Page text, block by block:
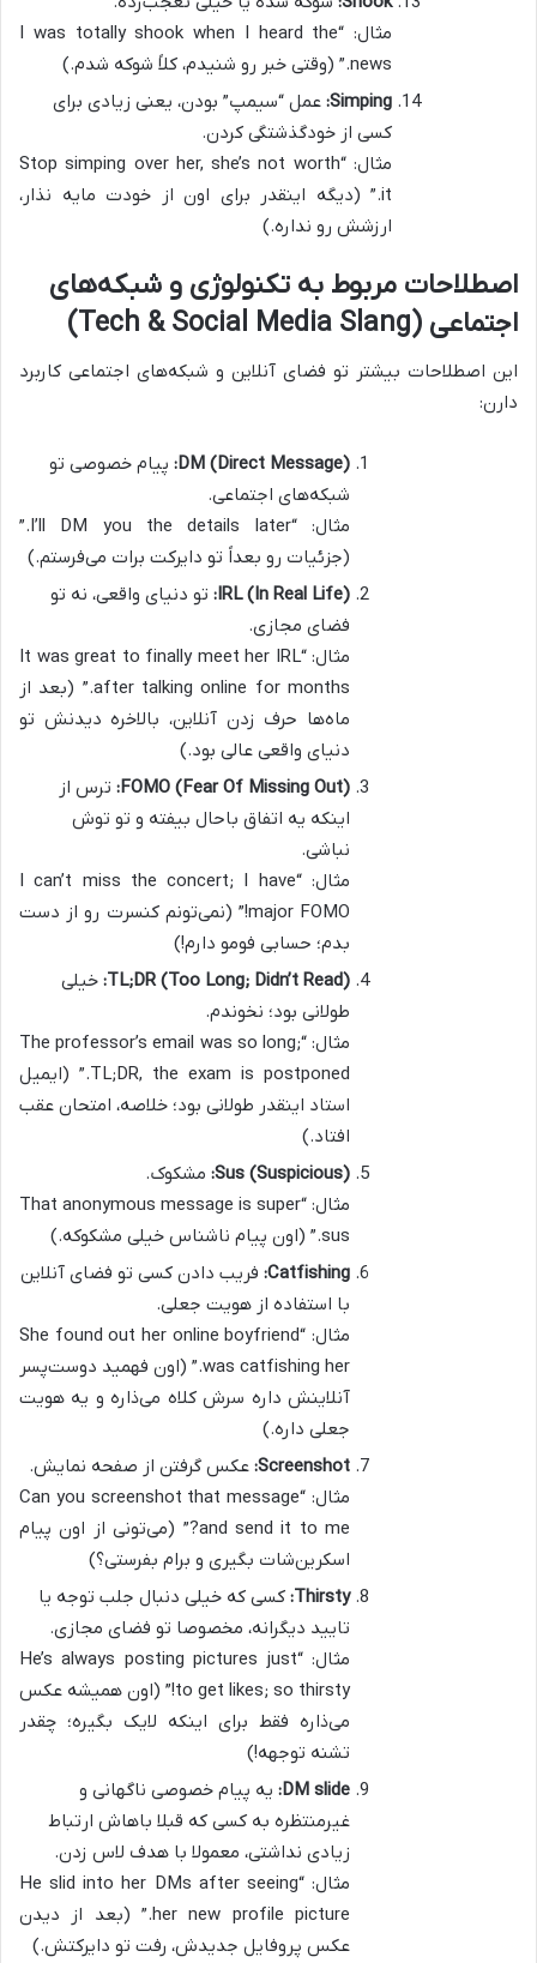
مثال: “I was totally shook when I heard the
news.” (وقتی خبر رو شنیدم، کلاً شوکه شدم.)
Simping: عمل “سیمپ” بودن، یعنی زیادی برای
کسی از خودگذشتگی کردن.
مثال: “Stop simping over her, she’s not worth
it.” (دیگه اینقدر برای اون از خودت مایه نذار،
ارزشش رو نداره.)
اصطلاحات مربوط به تکنولوژی و شبکه‌های
اجتماعی (Tech & Social Media Slang)
این اصطلاحات بیشتر تو فضای آنلاین و شبکه‌های اجتماعی کاربرد
دارن:
DM (Direct Message): پیام خصوصی تو
شبکه‌های اجتماعی.
مثال: “I’ll DM you the details later.”
(جزئیات رو بعداً تو دایرکت برات می‌فرستم.)
IRL (In Real Life): تو دنیای واقعی، نه تو
فضای مجازی.
مثال: “It was great to finally meet her IRL
after talking online for months.” (بعد از
ماه‌ها حرف زدن آنلاین، بالاخره دیدنش تو
دنیای واقعی عالی بود.)
FOMO (Fear Of Missing Out): ترس از
اینکه یه اتفاق باحال بیفته و تو توش
نباشی.
مثال: “I can’t miss the concert; I have
major FOMO!” (نمی‌تونم کنسرت رو از دست
بدم؛ حسابی فومو دارم!)
TL;DR (Too Long; Didn’t Read): خیلی
طولانی بود؛ نخوندم.
مثال: “The professor’s email was so long;
TL;DR, the exam is postponed.” (ایمیل
استاد اینقدر طولانی بود؛ خلاصه، امتحان عقب
افتاد.)
Sus (Suspicious): مشکوک.
مثال: “That anonymous message is super
sus.” (اون پیام ناشناس خیلی مشکوکه.)
Catfishing: فریب دادن کسی تو فضای آنلاین
با استفاده از هویت جعلی.
مثال: “She found out her online boyfriend
was catfishing her.” (اون فهمید دوست‌پسر
آنلاینش داره سرش کلاه می‌ذاره و یه هویت
جعلی داره.)
Screenshot: عکس گرفتن از صفحه نمایش.
مثال: “Can you screenshot that message
and send it to me?” (می‌تونی از اون پیام
اسکرین‌شات بگیری و برام بفرستی؟)
Thirsty: کسی که خیلی دنبال جلب توجه یا
تایید دیگرانه، مخصوصا تو فضای مجازی.
مثال: “He’s always posting pictures just
to get likes; so thirsty!” (اون همیشه عکس
می‌ذاره فقط برای اینکه لایک بگیره؛ چقدر
تشنه توجهه!)
DM slide: یه پیام خصوصی ناگهانی و
غیرمنتظره به کسی که قبلا باهاش ارتباط
زیادی نداشتی، معمولا با هدف لاس زدن.
مثال: “He slid into her DMs after seeing
her new profile picture.” (بعد از دیدن
عکس پروفایل جدیدش، رفت تو دایرکتش.)